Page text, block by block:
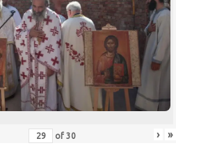
of 30 › »